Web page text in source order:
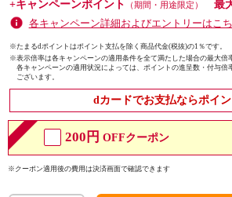
+キャンペーンポイント
（期間・用途限定）
最
各キャンペーン詳細およびエントリーはこ
※たまるdポイントはポイント支払を除く商品代金(税抜)の1％です。
※表示倍率は各キャンペーンの適用条件を全て満たした場合の最大倍
各キャンペーンの適用状況によっては、ポイントの進呈数・付与倍
ございます。
dカードでお支払ならポイ
200円 OFFクーポン
※クーポン適用後の費用は決済画面で確認できます